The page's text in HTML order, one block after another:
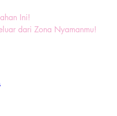
Ini!
dari Zona Nyamanmu!